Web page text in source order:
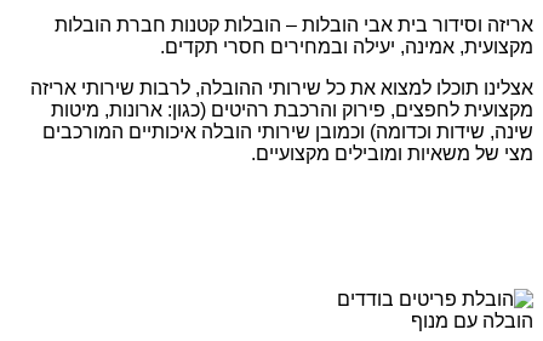
אריזה וסידור בית אבי הובלות – הובלות קטנות חברת הובלות
מקצועית, אמינה, יעילה ובמחירים חסרי תקדים.
אצלינו תוכלו למצוא את כל שירותי ההובלה, לרבות שירותי אריזה
מקצועית לחפצים, פירוק והרכבת רהיטים (כגון: ארונות, מיטות
שינה, שידות וכדומה) וכמובן שירותי הובלה איכותיים המורכבים
מצי של משאיות ומובילים מקצועיים.
הובלה עם מנוף